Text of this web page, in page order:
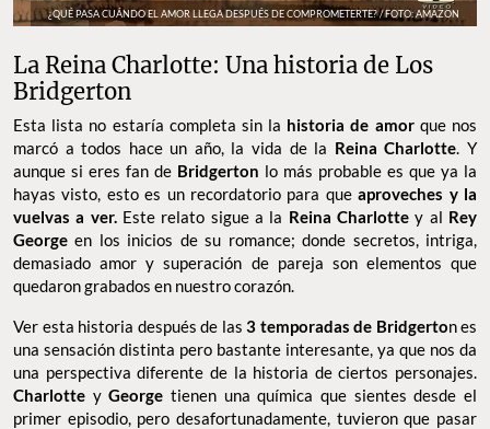
¿QUÉ PASA CUÁNDO EL AMOR LLEGA DESPUÉS DE COMPROMETERTE? / FOTO: AMAZON
La Reina Charlotte: Una historia de Los
Bridgerton
Esta lista no estaría completa sin la historia de amor que nos
marcó a todos hace un año, la vida de la Reina Charlotte. Y
aunque si eres fan de Bridgerton lo más probable es que ya la
hayas visto, esto es un recordatorio para queaproveches y la
vuelvas a ver.Este relato sigue a la Reina Charlotte y al Rey
Georgeen los inicios de su romance; donde secretos, intriga,
demasiado amor y superación de pareja son elementos que
quedaron grabados en nuestro corazón.
Ver esta historia después de las 3 temporadas de Bridgerton es
una sensación distinta pero bastante interesante, ya que nos da
una perspectiva diferente de la historia de ciertos personajes.
Charlotte yGeorge tienen una química que sientes desde el
primer episodio, pero desafortunadamente, tuvieron que pasar